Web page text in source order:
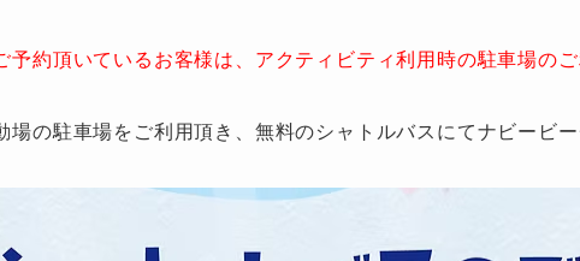
予約頂いているお客様は、アクティビティ利用時の駐車場のご
の駐車場をご利用頂き、無料のシャトルバスにてナビービー